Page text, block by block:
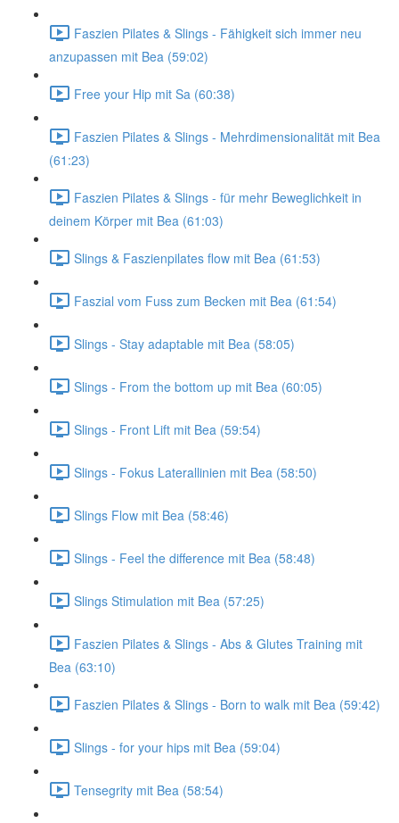
Faszien Pilates & Slings - Fähigkeit sich immer neu
anzupassen mit Bea (59:02)
Free your Hip mit Sa (60:38)
Faszien Pilates & Slings - Mehrdimensionalität mit Bea
(61:23)
Faszien Pilates & Slings - für mehr Beweglichkeit in
deinem Körper mit Bea (61:03)
Slings & Faszienpilates flow mit Bea (61:53)
Faszial vom Fuss zum Becken mit Bea (61:54)
Slings - Stay adaptable mit Bea (58:05)
Slings - From the bottom up mit Bea (60:05)
Slings - Front Lift mit Bea (59:54)
Slings - Fokus Laterallinien mit Bea (58:50)
Slings Flow mit Bea (58:46)
Slings - Feel the difference mit Bea (58:48)
Slings Stimulation mit Bea (57:25)
Faszien Pilates & Slings - Abs & Glutes Training mit
Bea (63:10)
Faszien Pilates & Slings - Born to walk mit Bea (59:42)
Slings - for your hips mit Bea (59:04)
Tensegrity mit Bea (58:54)